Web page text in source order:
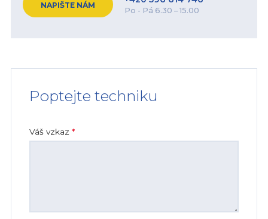
NAPIŠTE NÁM Po - Pá 6.30 – 15.00
Poptejte techniku
Váš vzkaz *